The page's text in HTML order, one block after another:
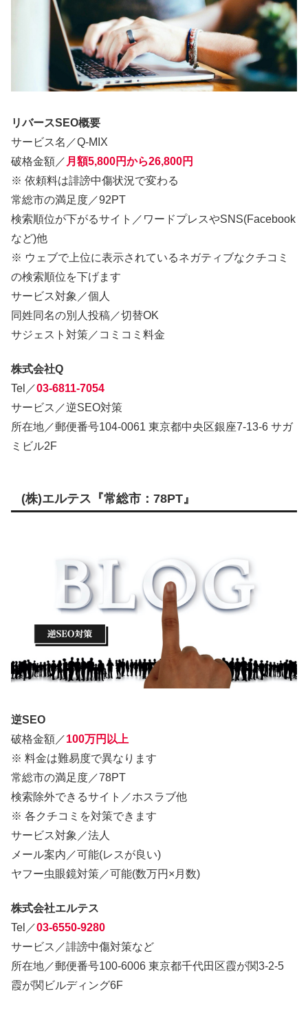
リバースSEO概要
サービス名／Q-MIX
破格金額／ 月額5,800円から26,800円
※ 依頼料は誹謗中傷状況で変わる
常総市の満足度／92PT
検索順位が下がるサイト／ワードプレスやSNS(Facebook
など)他
※ ウェブで上位に表示されているネガティブなクチコミ
の検索順位を下げます
サービス対象／個人
同姓同名の別人投稿／切替OK
サジェスト対策／コミコミ料金
株式会社Q
Tel／03-6811-7054
サービス／逆SEO対策
所在地／郵便番号104-0061 東京都中央区銀座7-13-6 サガ
ミビル2F
(株)エルテス『常総市：78PT』
逆SEO
破格金額／100万円以上
※ 料金は難易度で異なります
常総市の満足度／78PT
検索除外できるサイト／ホスラブ他
※ 各クチコミを対策できます
サービス対象／法人
メール案内／可能(レスが良い)
ヤフー虫眼鏡対策／可能(数万円×月数)
株式会社エルテス
Tel／03-6550-9280
サービス／誹謗中傷対策など
所在地／郵便番号100-6006 東京都千代田区霞が関3-2-5
霞が関ビルディング6F